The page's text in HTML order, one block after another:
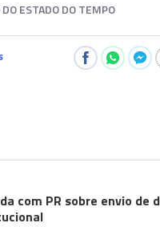
ESTADO DO TEMPO
com PR sobre envio de